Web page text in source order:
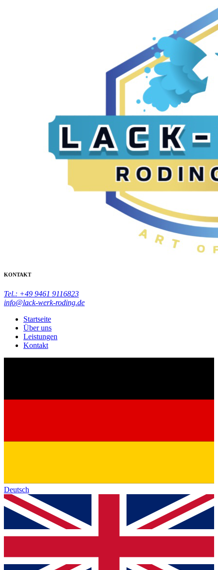
KONTAKT
Tel.: +49 9461 9116823
info@lack-werk-roding.de
Startseite
Über uns
Leistungen
Kontakt
Deutsch